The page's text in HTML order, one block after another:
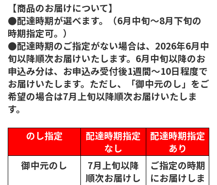
【商品のお届けについて】
●配達時期が選べます。（6月中旬～8月下旬の
時期指定可。）
●配達時期のご指定がない場合は、2026年6月中
旬以降順次お届けいたします。6月中旬以降のお
申込み分は、お申込み受付後1週間～10日程度で
お届けいたします。ただし、「御中元のし」をご
希望の場合は7月上旬以降順次お届けいたしま
す。
のし指定
配達時期指定
なし
配達時期指定
あり
御中元のし
7月上旬以降
順次お届けし
ご指定の時期
にお届けしま